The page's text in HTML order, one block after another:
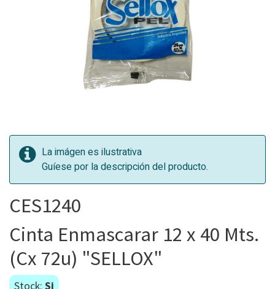
La imágen es ilustrativa
Guíese por la descripción del producto.
CES1240
Cinta Enmascarar 12 x 40 Mts.
(Cx 72u) "SELLOX"
Stock: Si